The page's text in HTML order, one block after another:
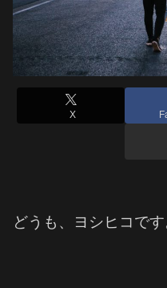
X
どうも、ヨシヒコです